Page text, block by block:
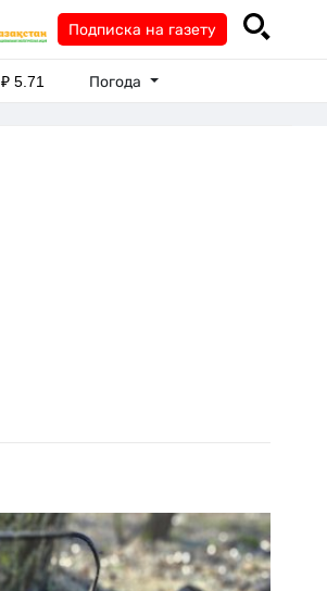
Подписка на газету
₽5.71 Погода